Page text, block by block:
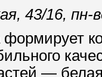
43/16,
—